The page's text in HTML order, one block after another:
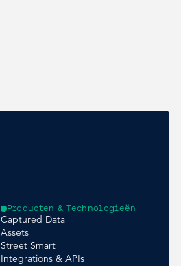
Producten & Technologieën
Captured Data
Assets
Street Smart
Integrations & APIs